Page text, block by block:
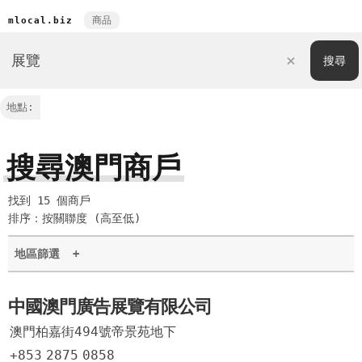
mlocal.biz 商品
地點:
搜尋澳門商戶
找到 15 個商戶
排序：按關聯度 (高至低)
地區篩選 +
中國澳門廣告展覽有限公司
澳門柏嘉街494號帝景苑地下
+853 2875 0858